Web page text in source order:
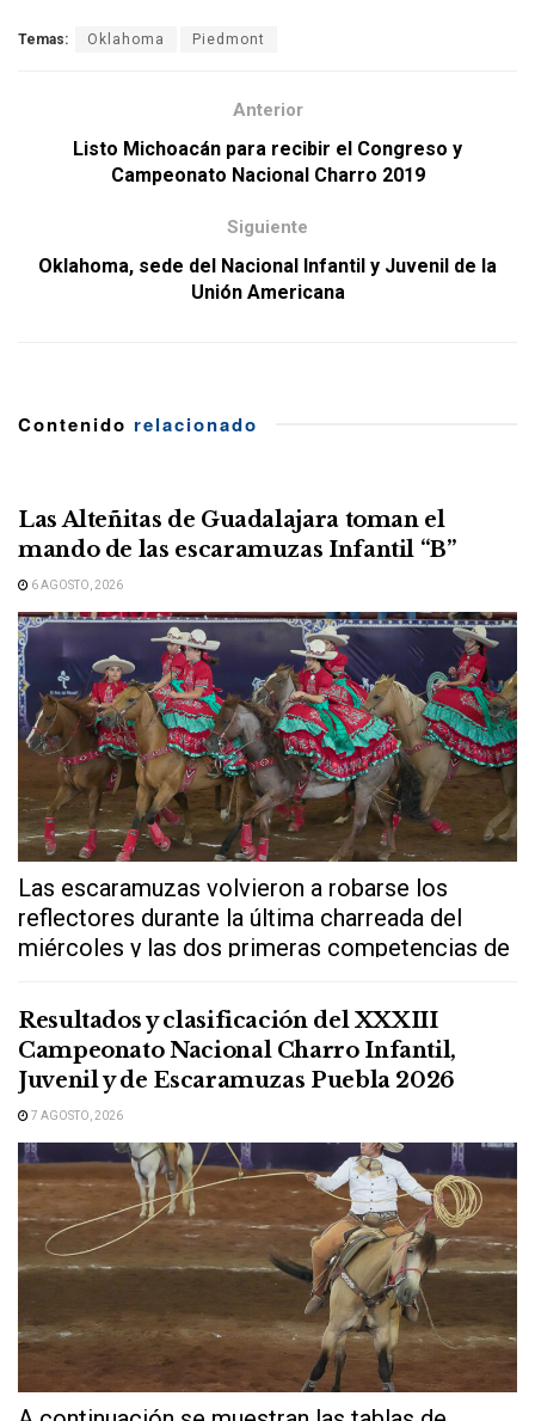
Temas: Oklahoma Piedmont
Anterior
Listo Michoacán para recibir el Congreso y
Campeonato Nacional Charro 2019
Siguiente
Oklahoma, sede del Nacional Infantil y Juvenil de la
Unión Americana
Contenido relacionado
Las Alteñitas de Guadalajara toman el
mando de las escaramuzas Infantil “B”
6 AGOSTO, 2026
Las escaramuzas volvieron a robarse los
reflectores durante la última charreada del
miércoles y las dos primeras competencias de
Resultados y clasificación del XXXIII
Campeonato Nacional Charro Infantil,
Juvenil y de Escaramuzas Puebla 2026
7 AGOSTO, 2026